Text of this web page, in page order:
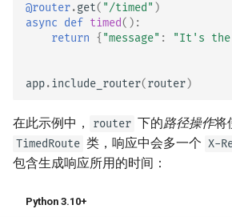
@router.get( "/timed" )
async def timed():
return { "message" : "It's the
app.include_router(router)
在此示例中， router 下的路径操作将
TimedRoute 类，响应中会多一个 X-
包含生成响应所用的时间：
Python 3.10+